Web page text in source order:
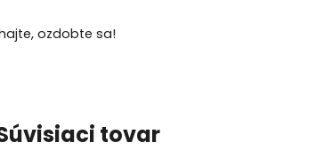
ozdobte sa!
tovar